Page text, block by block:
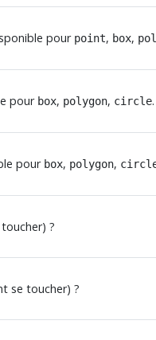
pour point, box,
pour box, polygon, circle.
pour box, polygon,
?
se toucher) ?